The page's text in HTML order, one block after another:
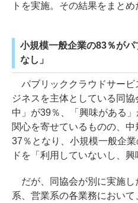
トを実施。その結果をまとめ
小規模一般企業の83％が
なし」
パブリッククラウドサービ
ジネスを主体としている同
中」が39％、「興味がある
関心を寄せているものの、
37％となり、小規模一般企
ドを「利用していないし、興
だが、同協会が別に実施し
系、営業系の各業務におい